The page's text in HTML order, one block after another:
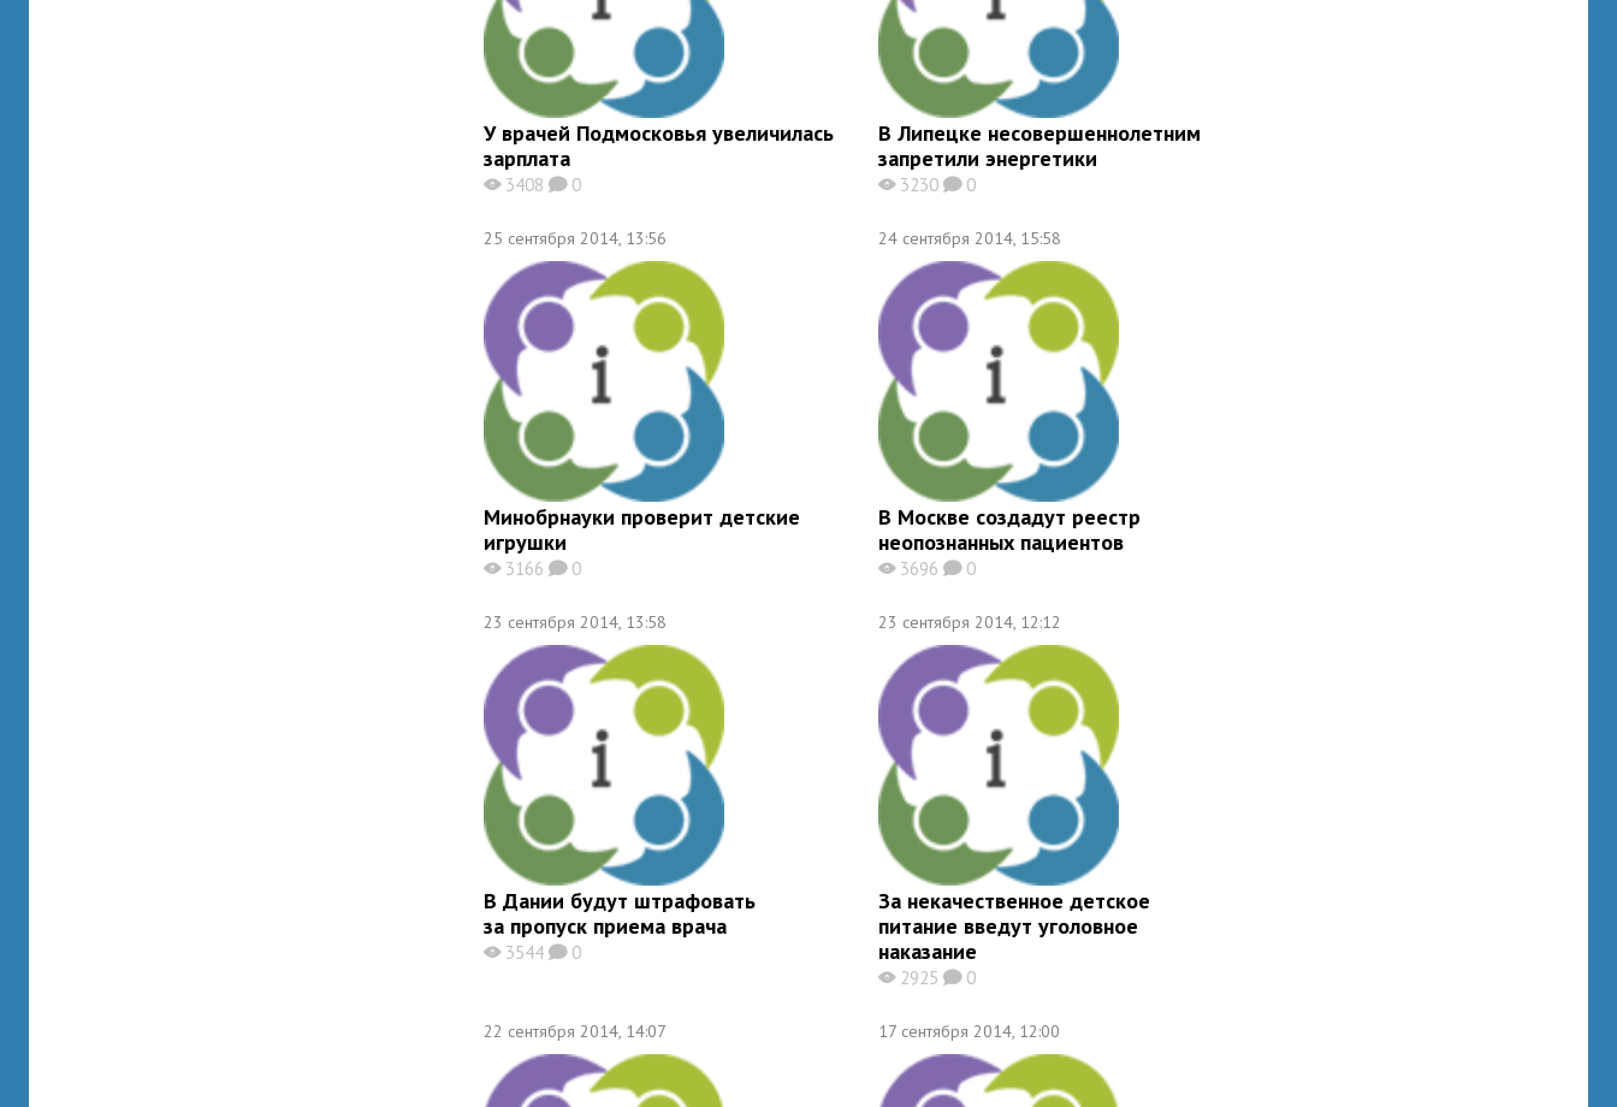
У врачей Подмосковья увеличилась
зарплата
X3408K0
В Липецке несовершеннолетним
запретили энергетики
X3230 K0
25 сентября 2014, 13:56
Минобрнауки проверит детские
игрушки
X3166K0
24 сентября 2014, 15:58
В Москве создадут реестр
неопознанных пациентов
X3696 K0
23 сентября 2014, 13:58
В Дании будут штрафовать
за пропуск приема врача
X3544K0
23 сентября 2014, 12:12
За некачественное детское
питание введут уголовное
наказание
X2925 K0
22 сентября 2014, 14:07 17 сентября 2014, 12:00